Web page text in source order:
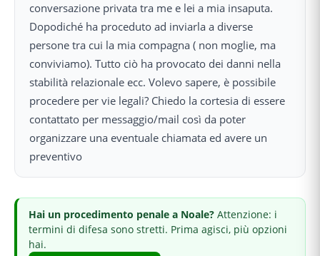
conversazione privata tra me e lei a mia insaputa.
Dopodiché ha proceduto ad inviarla a diverse
persone tra cui la mia compagna ( non moglie, ma
conviviamo). Tutto ciò ha provocato dei danni nella
stabilità relazionale ecc. Volevo sapere, è possibile
procedere per vie legali? Chiedo la cortesia di essere
contattato per messaggio/mail così da poter
organizzare una eventuale chiamata ed avere un
preventivo
Hai un procedimento penale a Noale? Attenzione: i
termini di difesa sono stretti. Prima agisci, più opzioni
hai.